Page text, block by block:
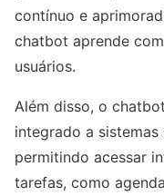
contínuo e
chatbot aprende
usuários.
Além disso, o
integrado a
permitindo acessar
tarefas, como